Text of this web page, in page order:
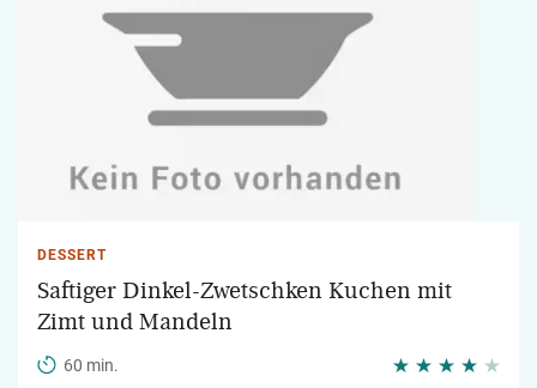
DESSERT
Saftiger Dinkel-Zwetschken Kuchen mit
Zimt und Mandeln
60 min.